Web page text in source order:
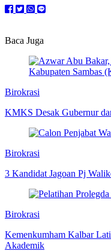
Baca Juga
Birokrasi
KMKS Desak Gubernur
Birokrasi
3 Kandidat Jagoan Pj
Birokrasi
Kemenkumham Kalbar
Akademik